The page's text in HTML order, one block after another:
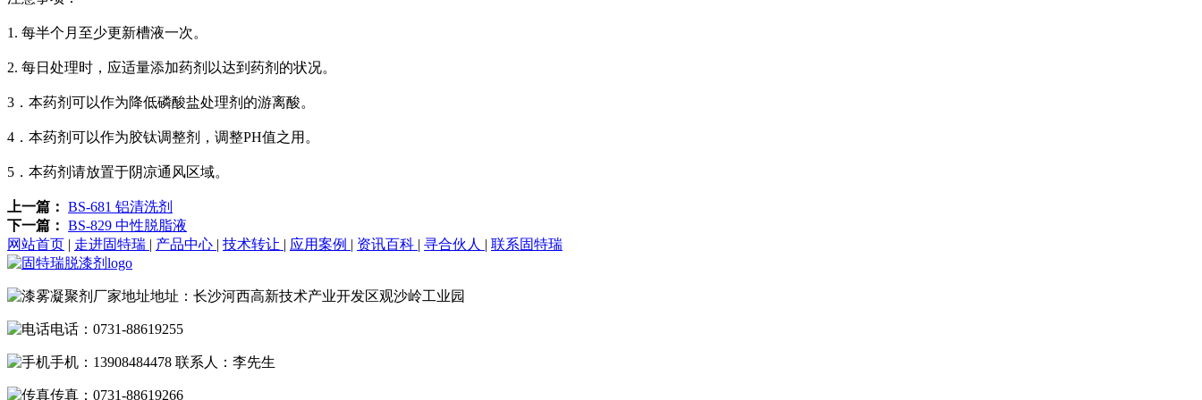
1. 每半个月至少更新槽液一次。
2. 每日处理时，应适量添加药剂以达到药剂的状况。
3．本药剂可以作为降低磷酸盐处理剂的游离酸。
4．本药剂可以作为胶钛调整剂，调整PH值之用。
5．本药剂请放置于阴凉通风区域。
上一篇： BS-681 铝清洗剂
下一篇： BS-829 中性脱脂液
网站首页 | 走进固特瑞 | 产品中心 | 技术转让 | 应用案例 | 资讯百科 | 寻合伙人 | 联系固特瑞
地址：长沙河西高新技术产业开发区观沙岭工业园
电话：0731-88619255
手机：13908484478 联系人：李先生
传真：0731-88619266